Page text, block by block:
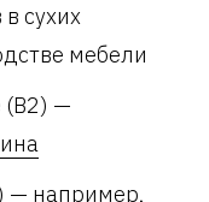
сухих
мебели
(В2) —
— например,